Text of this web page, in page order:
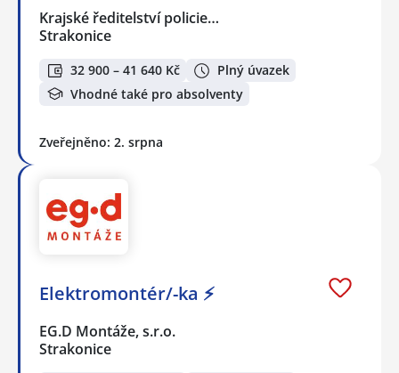
Krajské ředitelství policie…
Strakonice
32 900 – 41 640 Kč
Plný úvazek
Vhodné také pro absolventy
Zveřejněno: 2. srpna
Elektromontér/-ka ⚡
EG.D Montáže, s.r.o.
Strakonice